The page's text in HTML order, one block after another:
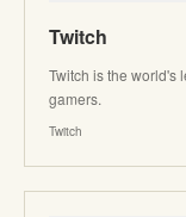
Twitch
Twitch is the world's
gamers.
Twitch